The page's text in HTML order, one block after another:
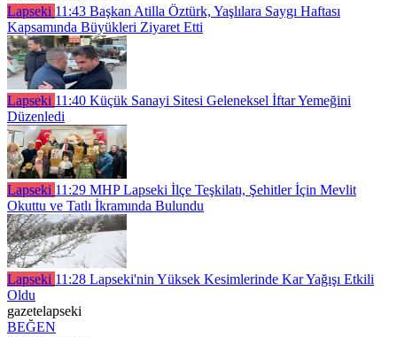
Lapseki 11:43 Başkan Atilla Öztürk, Yaşlılara Saygı Haftası
Kapsamında Büyükleri Ziyaret Etti
Lapseki 11:40 Küçük Sanayi Sitesi Geleneksel İftar Yemeğini
Düzenledi
Lapseki 11:29 MHP Lapseki İlçe Teşkilatı, Şehitler İçin Mevlit
Okuttu ve Tatlı İkramında Bulundu
Lapseki 11:28 Lapseki'nin Yüksek Kesimlerinde Kar Yağışı Etkili
Oldu
gazetelapseki
BEĞEN